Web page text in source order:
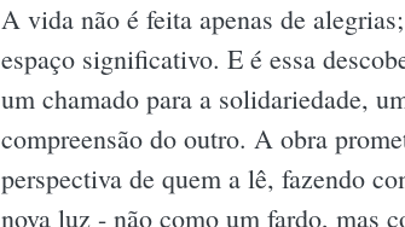
A vida não é feita apenas de
espaço significativo. E é essa
um chamado para a solidariedade,
compreensão do outro. A obra
perspectiva de quem a lê, fazendo
nova luz - não como um fardo, mas